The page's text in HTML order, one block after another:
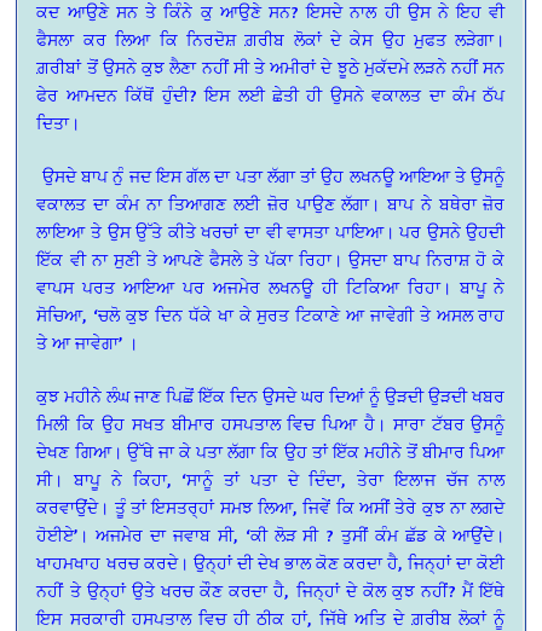
ਕਦ ਆਉਣੇ ਸਨ ਤੇ ਕਿੰਨੇ ਕੁ ਆਉਣੇ ਸਨ? ਇਸਦੇ ਨਾਲ ਹੀ ਉਸ ਨੇ ਇਹ ਵੀ
ਫੈਸਲਾ ਕਰ ਲਿਆ ਕਿ ਨਿਰਦੋਸ਼ ਗ਼ਰੀਬ ਲੋਕਾਂ ਦੇ ਕੇਸ ਉਹ ਮੁਫਤ ਲੜੇਗਾ।
ਗ਼ਰੀਬਾਂ ਤੋਂ ਉਸਨੇ ਕੁਝ ਲੈਣਾ ਨਹੀਂ ਸੀ ਤੇ ਅਮੀਰਾਂ ਦੇ ਝੂਠੇ ਮੁਕੱਦਮੇ ਲੜਨੇ ਨਹੀਂ ਸਨ
ਫੇਰ ਆਮਦਨ ਕਿੱਥੋਂ ਹੁੰਦੀ? ਇਸ ਲਈ ਛੇਤੀ ਹੀ ਉਸਨੇ ਵਕਾਲਤ ਦਾ ਕੰਮ ਠੱਪ
ਦਿਤਾ।
ਉਸਦੇ ਬਾਪ ਨੁੰ ਜਦ ਇਸ ਗੱਲ ਦਾ ਪਤਾ ਲੱਗਾ ਤਾਂ ਉਹ ਲਖਨਊ ਆਇਆ ਤੇ ਉਸਨੂੰ
ਵਕਾਲਤ ਦਾ ਕੰਮ ਨਾ ਤਿਆਗਣ ਲਈ ਜ਼ੋਰ ਪਾਉਣ ਲੱਗਾ। ਬਾਪ ਨੇ ਬਥੇਰਾ ਜ਼ੋਰ
ਲਾਇਆ ਤੇ ਉਸ ਉੱਤੇ ਕੀਤੇ ਖਰਚਾਂ ਦਾ ਵੀ ਵਾਸਤਾ ਪਾਇਆ। ਪਰ ਉਸਨੇ ਉਹਦੀ
ਇੱਕ ਵੀ ਨਾ ਸੁਣੀ ਤੇ ਆਪਣੇ ਫੈਸਲੇ ਤੇ ਪੱਕਾ ਰਿਹਾ। ਉਸਦਾ ਬਾਪ ਨਿਰਾਸ਼ ਹੋ ਕੇ
ਵਾਪਸ ਪਰਤ ਆਇਆ ਪਰ ਅਜਮੇਰ ਲਖਨਊ ਹੀ ਟਿਕਿਆ ਰਿਹਾ। ਬਾਪੂ ਨੇ
ਸੋਚਿਆ, ‘ਚਲੋ ਕੁਝ ਦਿਨ ਧੱਕੇ ਖਾ ਕੇ ਸੁਰਤ ਟਿਕਾਣੇ ਆ ਜਾਵੇਗੀ ਤੇ ਅਸਲ ਰਾਹ
ਤੇ ਆ ਜਾਵੇਗਾ’ ।
ਕੁਝ ਮਹੀਨੇ ਲੰਘ ਜਾਣ ਪਿਛੋਂ ਇੱਕ ਦਿਨ ਉਸਦੇ ਘਰ ਦਿਆਂ ਨੂੰ ਉੜਦੀ ਉੜਦੀ ਖਬਰ
ਮਿਲੀ ਕਿ ਉਹ ਸਖਤ ਬੀਮਾਰ ਹਸਪਤਾਲ ਵਿਚ ਪਿਆ ਹੈ। ਸਾਰਾ ਟੱਬਰ ਉਸਨੂੰ
ਦੇਖਣ ਗਿਆ। ਉੱਥੇ ਜਾ ਕੇ ਪਤਾ ਲੱਗਾ ਕਿ ਉਹ ਤਾਂ ਇੱਕ ਮਹੀਨੇ ਤੋਂ ਬੀਮਾਰ ਪਿਆ
ਸੀ। ਬਾਪੂ ਨੇ ਕਿਹਾ, ‘ਸਾਨੂੰ ਤਾਂ ਪਤਾ ਦੇ ਦਿੰਦਾ, ਤੇਰਾ ਇਲਾਜ ਚੱਜ ਨਾਲ
ਕਰਵਾਉਂਦੇ। ਤੂੰ ਤਾਂ ਇਸਤਰ੍ਹਾਂ ਸਮਝ ਲਿਆ, ਜਿਵੇਂ ਕਿ ਅਸੀਂ ਤੇਰੇ ਕੁਝ ਨਾ ਲਗਦੇ
ਹੋਈਏ’। ਅਜਮੇਰ ਦਾ ਜਵਾਬ ਸੀ, ‘ਕੀ ਲੋੜ ਸੀ ? ਤੁਸੀਂ ਕੰਮ ਛੱਡ ਕੇ ਆਉਂਦੇ।
ਖਾਹਮਖਾਹ ਖਰਚ ਕਰਦੇ। ਉਨ੍ਹਾਂ ਦੀ ਦੇਖ ਭਾਲ ਕੋਣ ਕਰਦਾ ਹੈ, ਜਿਨ੍ਹਾਂ ਦਾ ਕੋਈ
ਨਹੀਂ ਤੇ ਉਨ੍ਹਾਂ ਉਤੇ ਖਰਚ ਕੌਣ ਕਰਦਾ ਹੈ, ਜਿਨ੍ਹਾਂ ਦੇ ਕੋਲ ਕੁਝ ਨਹੀਂ? ਮੈਂ ਇੱਥੇ
ਇਸ ਸਰਕਾਰੀ ਹਸਪਤਾਲ ਵਿਚ ਹੀ ਠੀਕ ਹਾਂ, ਜਿੱਥੇ ਅਤਿ ਦੇ ਗ਼ਰੀਬ ਲੋਕਾਂ ਨੂੰ